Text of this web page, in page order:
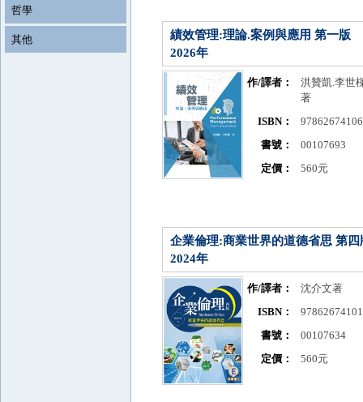
哲學
其他
績效管理:理論.案例與應用 第一版
2026年
作/譯者：
洪贊凱.李世
著
ISBN：
書號：
00107693
定價：
560元
企業倫理:商業世界的道德省思 第四
2024年
作/譯者：
沈介文著
ISBN：
書號：
00107634
定價：
560元